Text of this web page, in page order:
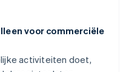
voor commerciële
activiteiten doet,